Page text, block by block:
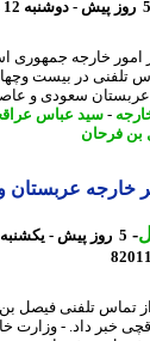
جمهوری اسلامی
در بیست وچهار
سعودی و عاصم
-سید عباس عراقچی
عربستان و
5 روز پیش - یکشنبه 11
تلفنی فیصل بن
داد. - وزارت خارجه